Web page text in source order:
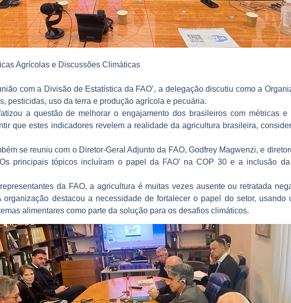
Agrícolas e Discussões Climáticas
com a Divisão de Estatística da FAO’, a delegação discutiu como a
pesticidas, uso da terra e produção agrícola e pecuária.
a questão de melhorar o engajamento dos brasileiros com métricas
que estes indicadores revelem a realidade da agricultura brasileira,
se reuniu com o Diretor-Geral Adjunto da FAO, Godfrey Magwenzi, e
principais tópicos incluíram o papel da FAO’ na COP 30 e a inclusão
da FAO, a agricultura é muitas vezes ausente ou retratada
organização destacou a necessidade de fortalecer o papel do setor,
alimentares como parte da solução para os desafios climáticos.